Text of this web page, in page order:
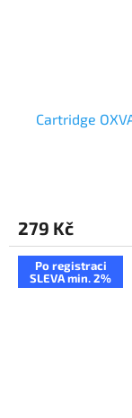
Cartridge
279 Kč
Po registraci
SLEVA min. 2%